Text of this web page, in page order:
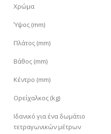
Χρώμα
Ύψος (mm)
Πλάτος (mm)
Βάθος (mm)
Κέντρο (mm)
Ορείχαλκος (kg)
Ιδανικό για ένα δωμάτιο
τετραγωνικών μέτρων